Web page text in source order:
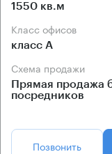
1550 кв.м
Класс офисов
класс А
Схема продажи
Прямая продажа
посредников
Позвонить